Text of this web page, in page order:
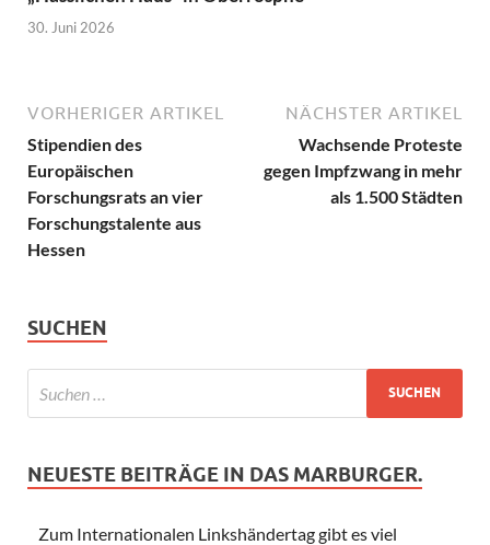
30. Juni 2026
VORHERIGER ARTIKEL
Stipendien des
Europäischen
Forschungsrats an vier
Forschungstalente aus
Hessen
NÄCHSTER ARTIKEL
Wachsende Proteste
gegen Impfzwang in mehr
als 1.500 Städten
SUCHEN
NEUESTE BEITRÄGE IN DAS MARBURGER.
Zum Internationalen Linkshändertag gibt es viel